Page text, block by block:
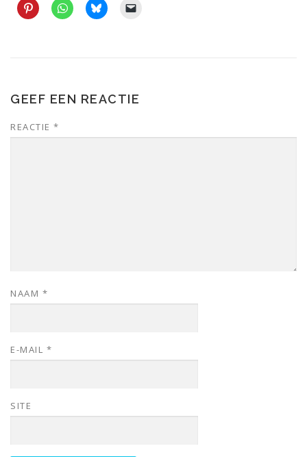
GEEF EEN REACTIE
REACTIE *
NAAM *
E-MAIL *
SITE